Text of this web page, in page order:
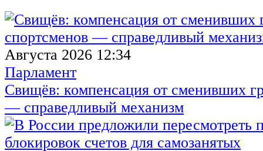
Августа 2026 12:34
Парламент
Свищёв: компенсация от сменивших
— справедливый механизм